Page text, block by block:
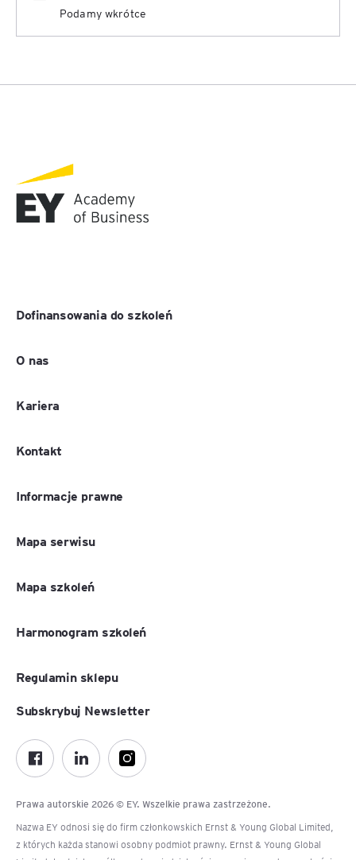
Podamy wkrótce
Dofinansowania do szkoleń
O nas
Kariera
Kontakt
Informacje prawne
Mapa serwisu
Mapa szkoleń
Harmonogram szkoleń
Regulamin sklepu
Prawa autorskie 2026 © EY. Wszelkie prawa zastrzeżone.
Nazwa EY odnosi się do firm członkowskich Ernst & Young Global Limited,
z których każda stanowi osobny podmiot prawny. Ernst & Young Global
Subskrybuj Newsletter